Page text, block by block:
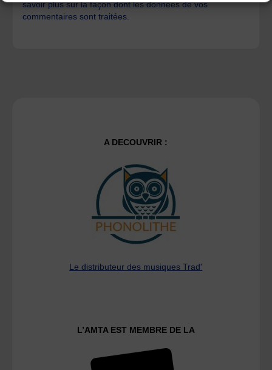
savoir plus sur la façon dont les données de vos
commentaires sont traitées
A DECOUVRIR :
Le distributeur des musiques Trad'
L’AMTA EST MEMBRE DE LA